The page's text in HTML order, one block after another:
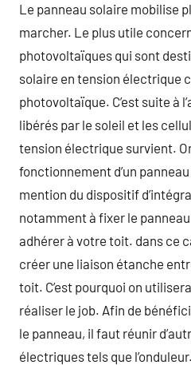
Le panneau solaire mobilise
marcher. Le plus utile
photovoltaïques qui sont
solaire en tension électrique
photovoltaïque. C’est suite à
libérés par le soleil et les
tension électrique survient.
fonctionnement d’un
mention du dispositif
notamment à fixer le panneau
adhérer à votre toit. dans ce
créer une liaison étanche
toit. C’est pourquoi on
réaliser le job. Afin de
le panneau, il faut réunir
électriques tels que